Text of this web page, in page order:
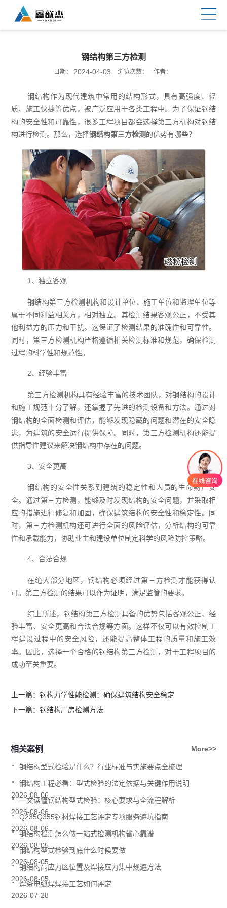
钢结构第三方检测
日期： 2024-04-03 浏览次数： 作者：
钢结构作为现代建筑中常用的结构形式，具有高强度、轻
质、施工快捷等优点，被广泛应用于各类工程中。为了保证钢结
构的安全性和可靠性，很多工程项目都会选择第三方机构对钢结
构进行检测。那么，选择钢结构第三方检测的优势有哪些？
1、独立客观
钢结构第三方检测机构和设计单位、施工单位和监理单位等
属于不同利益相关方，相对独立。其检测结果客观公正，不受其
他利益方的压力和干扰。这保证了检测结果的准确性和可靠性。
同时，第三方检测机构严格遵循相关检测标准和规范，确保检测
过程的科学性和规范性。
2、经验丰富
第三方检测机构具有经验丰富的技术团队，对钢结构的设计
和施工规范十分了解，还掌握了先进的检测设备和方法。通过对
钢结构的全面检测和评估，能够发现隐藏的问题和潜在的安全隐
患，为建筑的安全运行提供保障。同时，第三方检测机构还能提
供指导性建议来解决钢结构中存在的问题。
3、安全更高
钢结构的安全性关系到建筑的稳定性和人员的生命财产安
全。通过第三方检测，能够及时发现结构的安全问题，并采取相
应的措施进行修复和加固，确保建筑结构的安全性和稳定性。同
时，第三方检测机构还可进行全面的风险评估，分析结构的可靠
性和承载能力，协助业主和建设单位制定科学的风险防控策略。
4、合法合规
在绝大部分地区，钢结构必须经过第三方检测才能获得认
可。第三方检测的结果可以作为证明，满足监管的要求。
综上所述，钢结构第三方检测具备的优势包括客观公正、经
验丰富、安全更高和合法合规等方面。这样不仅可以有效控制工
程建设过程中的安全风险，还能提高整体工程的质量和施工效
率。因此，选择一个合格的钢结构第三方检测，对于工程项目的
成功至关重要。
上一篇： 钢构力学性能检测：确保建筑结构安全稳定
下一篇： 钢结构厂房检测方法
相关案例 More>>
钢结构型式检验是什么？行业标准与实施要点全梳理
.
2026-08-06
钢结构工程必看：型式检验的法定依据与关键作用说明
.
2026-08-06
一文读懂钢结构型式检验：核心要求与全流程解析
.
2026-08-06
Q235Q355钢材焊接工艺评定专项服务避坑指南
.
2026-08-05
钢结构检测怎么做一站式检测机构省心靠谱
.
2026-08-05
钢结构型式检验到底什么时候要做
.
2026-08-05
钢结构高应力区位置及焊接应力集中规避方法
.
2026-07-28
焊条电弧焊焊接工艺如何评定
.